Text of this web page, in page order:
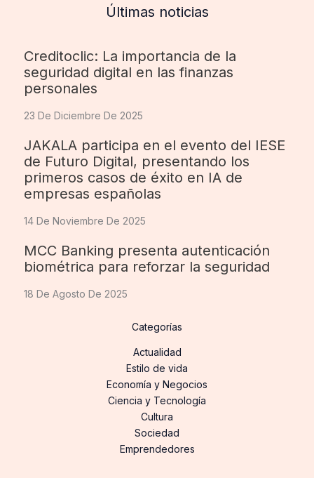
Últimas noticias
Creditoclic: La importancia de la
seguridad digital en las finanzas
personales
23 De Diciembre De 2025
JAKALA participa en el evento del IESE
de Futuro Digital, presentando los
primeros casos de éxito en IA de
empresas españolas
14 De Noviembre De 2025
MCC Banking presenta autenticación
biométrica para reforzar la seguridad
18 De Agosto De 2025
Categorías
Actualidad
Estilo de vida
Economía y Negocios
Ciencia y Tecnología
Cultura
Sociedad
Emprendedores